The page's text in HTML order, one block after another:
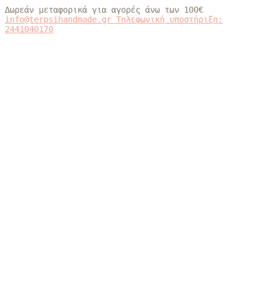
Δωρεάν μεταφορικά για αγορές άνω των 100€
info@terpsihandmade.gr Τηλεφωνική υποστήριξη:
2441040170